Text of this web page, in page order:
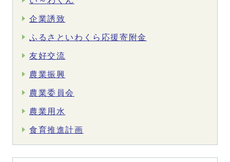
企業誘致
ふるさといわくら応援寄附金
友好交流
農業振興
農業委員会
農業用水
食育推進計画